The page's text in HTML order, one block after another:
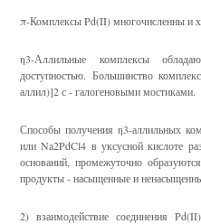
π-Комплексы Pd(II) многочисленны и
η3-Аллильные комплексы
доступностью. Большинство
аллил)]2 с - галогеновыми мостиками.
Способы получения η3-аллильных
или Na2PdCl4 в уксусной кислоте
оснований, промежуточно
продукты - насыщенные и
2) взаимодействие соединения